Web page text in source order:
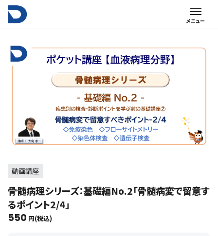
動画講座
骨髄病理シリーズ：基礎編No.2「骨髄病変で留意す
るポイント2/4」
550 円(税込)